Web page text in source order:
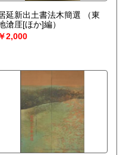
延新出土書法木簡選
（東
滄厓[ほか]編）
￥2,000